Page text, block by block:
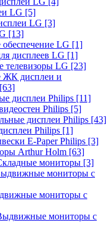
LG [5]
LG [3]
[13]
LG [1]
дисплеев LG [1]
телевизоры LG [23]
ЖК дисплеи и
[63]
дисплеи Philips [11]
Philips [5]
дисплеи Philips [43]
Philips [1]
E-Paper Philips [3]
Arthur Holm [63]
мониторы [3]
мониторы с
мониторы с
мониторы с